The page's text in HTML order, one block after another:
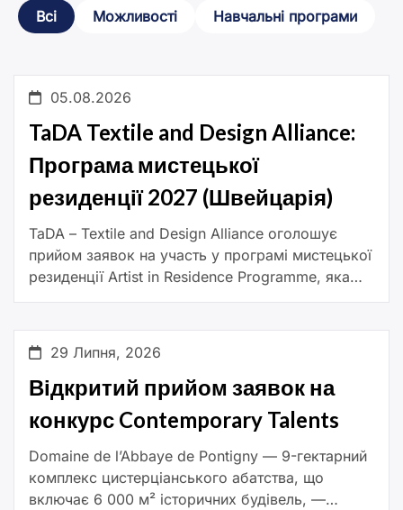
Всі
Можливості Навчальні програми
05.08.2026
TaDA Textile and Design Alliance:
Програма мистецької
резиденції 2027 (Швейцарія)
TaDA – Textile and Design Alliance оголошує
прийом заявок на участь у програмі мистецької
резиденції Artist in Residence Programme, яка
відбудеться в місті Арбон (Швейцарія) в один із
29 Липня, 2026
Відкритий прийом заявок на
конкурс Contemporary Talents
Domaine de l’Abbaye de Pontigny — 9-гектарний
комплекс цистерціанського абатства, що
включає 6 000 м² історичних будівель, —